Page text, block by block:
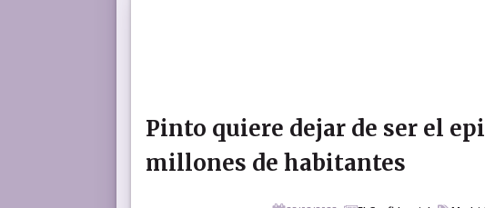
Pinto quiere dejar de ser el
millones de habitantes